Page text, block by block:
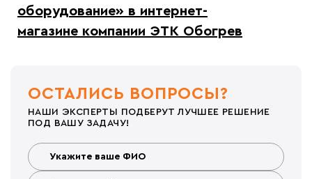
оборудование» в интернет-
магазине компании ЭТК Обогрев
ОСТАЛИСЬ ВОПРОСЫ?
НАШИ ЭКСПЕРТЫ ПОДБЕРУТ ЛУЧШЕЕ РЕШЕНИЕ
ПОД ВАШУ ЗАДАЧУ!